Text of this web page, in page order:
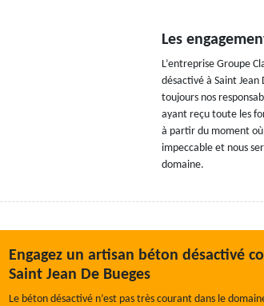
Les
L’entreprise Groupe
désactivé à Saint
toujours nos
ayant reçu toute les
à partir du moment où
impeccable et nous
domaine.
Engagez un artisan béton désactivé
Saint Jean De Bueges
Le béton désactivé n’est pas très courant dans le